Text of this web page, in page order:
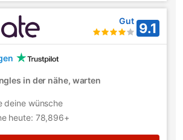
in der nähe, warten
deine wünsche
heute: 78,896+
Gut 9.1